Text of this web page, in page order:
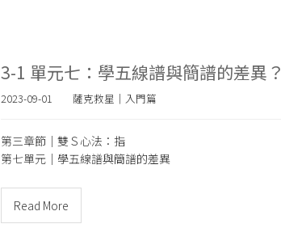
3-1 單元七：學五線譜與簡譜的差異？
2023-09-01 薩克救星｜入門篇
第三章節｜雙Ｓ心法：指
第七單元｜ 學五線譜與簡譜的差異
Read More